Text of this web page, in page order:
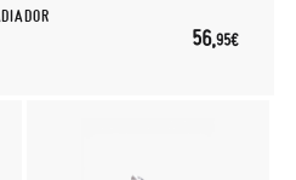
56,95€